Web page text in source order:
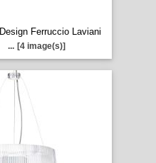
Design Ferruccio Laviani
... [4 image(s)]